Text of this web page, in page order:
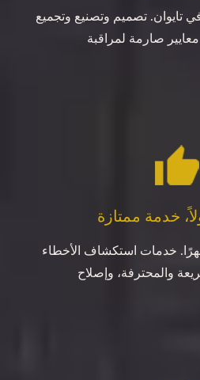
تايوان. تصميم وتصنيع وتجميع
خدمة ممتازة
ضمانًا لمدة 12 شهرًا. خدمات استكشاف الأخطاء